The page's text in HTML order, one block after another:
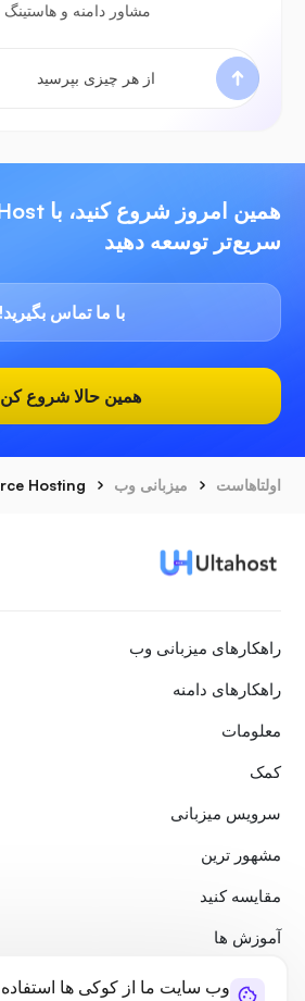
وب سایت ما از کوکی ها استفاده
مشاور دامنه و
سریع‌تر توسعه دهید
با ما تماس بگیرید!
همین حالا شروع کن
اولتاهاست میزبانی وب Hosting
راهکارهای میزبانی وب
راهکارهای دامنه
معلومات
کمک
سرویس میزبانی
مشهور ترین
مقایسه کنید
آموزش ها